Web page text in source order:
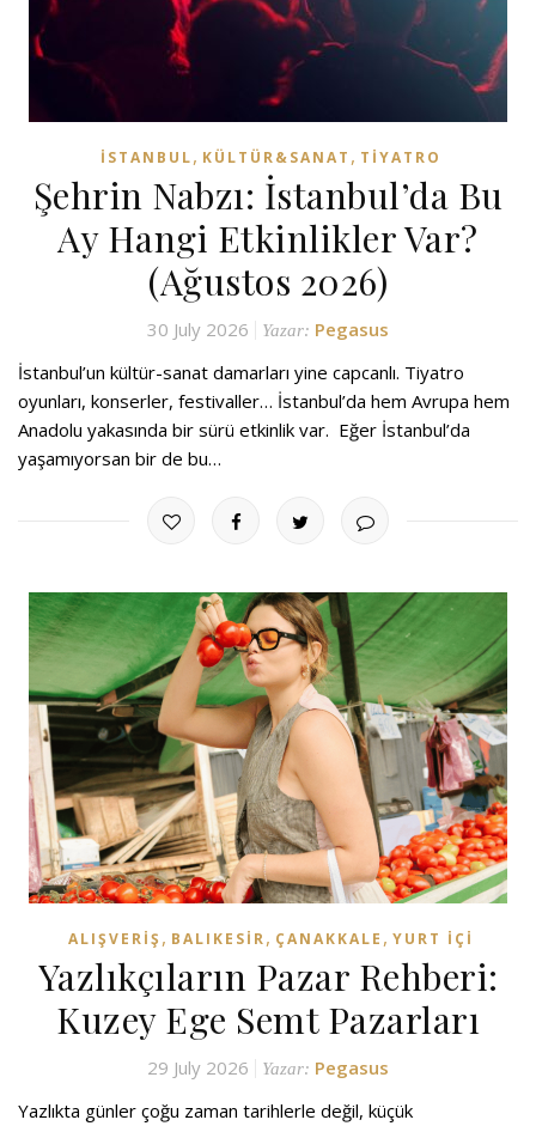
İSTANBUL, KÜLTÜR&SANAT , TIYATRO
Şehrin Nabzı: İstanbul’da Bu
Ay Hangi Etkinlikler Var?
(Ağustos 2026)
30 July 2026 Yazar: Pegasus
İstanbul’un kültür-sanat damarları yine capcanlı. Tiyatro
oyunları, konserler, festivaller… İstanbul’da hem Avrupa hem
Anadolu yakasında bir sürü etkinlik var. Eğer İstanbul’da
yaşamıyorsan bir de bu…
ALIŞVERIŞ , BALIKESIR, ÇANAKKALE , YURT İÇI
Yazlıkçıların Pazar Rehberi:
Kuzey Ege Semt Pazarları
29 July 2026 Yazar: Pegasus
Yazlıkta günler çoğu zaman tarihlerle değil, küçük